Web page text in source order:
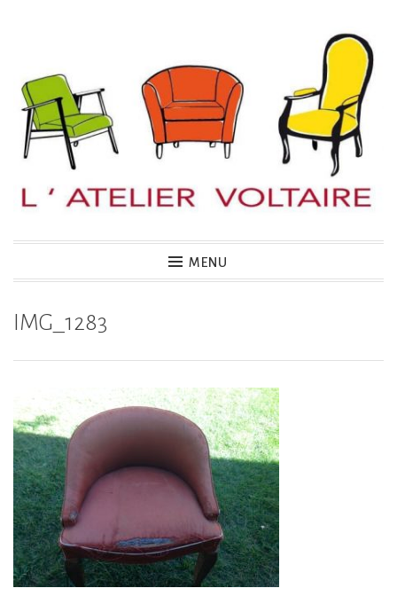
contenu
principal
MENU
IMG_1283